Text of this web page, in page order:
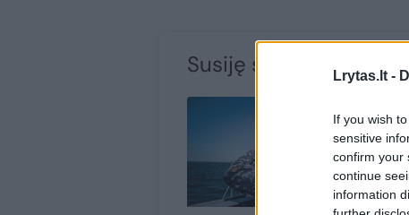
Lrytas.lt -
If you wish
sensitive
confirm your
continue
information
Susiję straipsniai